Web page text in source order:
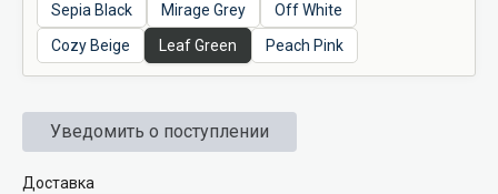
Sepia Black Mirage Grey
Off White
Cozy Beige
Leaf Green Peach Pink
Уведомить о поступлении
Доставка